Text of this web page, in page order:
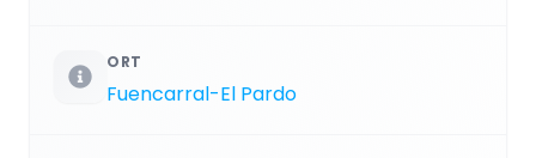
ORT
Fuencarral-El Pardo